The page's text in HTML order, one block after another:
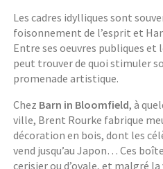
Les cadres idylliques sont
foisonnement de l’esprit et
Entre ses oeuvres publiques et
peut trouver de quoi stimuler
promenade artistique.
Chez Barn in Bloomfield, à
ville, Brent Rourke fabrique
décoration en bois, dont les
vend jusqu’au Japon… Ces
cerisier ou d’ovale, et malgré